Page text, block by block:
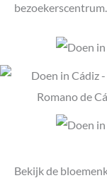
bezoekerscentrum.
Bekijk de